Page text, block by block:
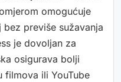
omogućuje
previše sužavanja
je dovoljan za
osigurava bolji
filmova ili YouTube